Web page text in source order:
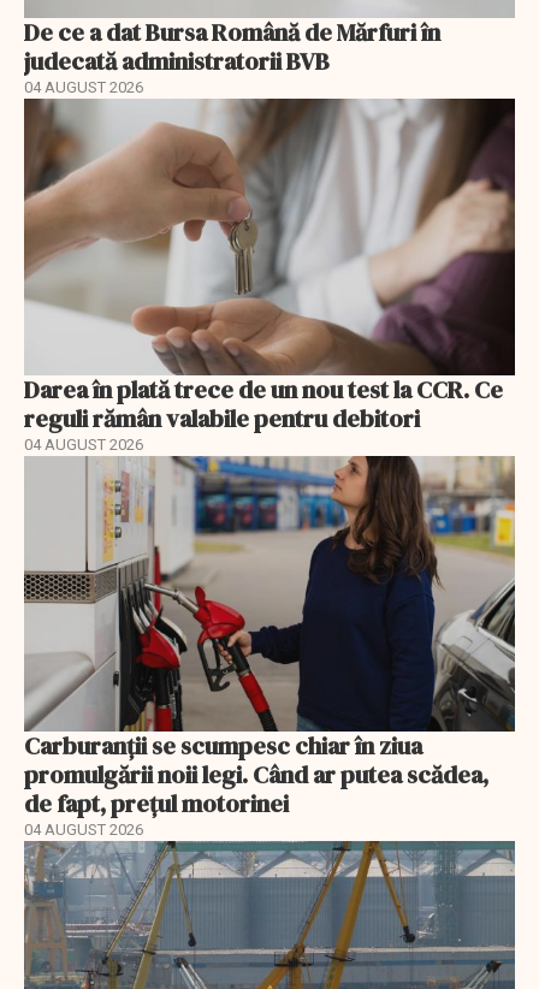
De ce a dat Bursa Română de Mărfuri în
judecată administratorii BVB
04 AUGUST 2026
Darea în plată trece de un nou test la CCR. Ce
reguli rămân valabile pentru debitori
04 AUGUST 2026
Carburanții se scumpesc chiar în ziua
promulgării noii legi. Când ar putea scădea,
de fapt, prețul motorinei
04 AUGUST 2026